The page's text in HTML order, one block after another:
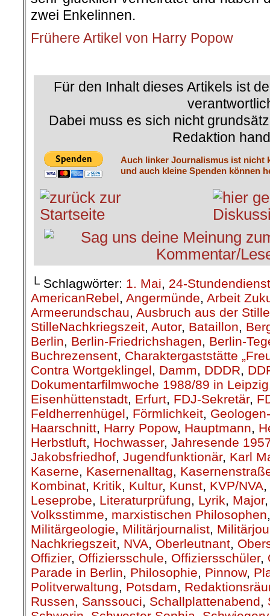
zwei Enkelinnen.
Frühere Artikel von Harry Popow
Für den Inhalt dieses Artikels ist
Dabei muss es sich nicht
Redaktion
Auch linker Journalismus ist nicht
und auch kleine Spenden können
└ Schlagwörter: 1. Mai, 24-Stundendienst
AmericanRebel, Angermünde, Arbeit
Armeerundschau, Ausbruch aus der Stille
StilleNachkriegszeit, Autor, Bataillon,
Berlin, Berlin-Friedrichshagen, Berlin-
Buchrezensent, Charaktergaststätte
Contra Wortgeklingel, Damm, DDDR,
Dokumentarfilmwoche 1988/89 in Leipzig
Eisenhüttenstadt, Erfurt, FDJ-Sekretär,
Feldherrenhügel, Förmlichkeit,
Haarschnitt, Harry Popow, Hauptmann,
Herbstluft, Hochwasser, Jahresende
Jakobsfriedhof, Jugendfunktionär, Karl
Kaserne, Kasernenalltag,
Kombinat, Kritik, Kultur, Kunst, KVP/NVA,
Leseprobe, Literaturprüfung, Lyrik, Major
Volksstimme, marxistischen Philosophen
Militärgeologie, Militärjournalist,
Nachkriegszeit, NVA, Oberleutnant,
Offizier, Offiziersschule, Offiziersschüler,
Parade in Berlin, Philosophie, Pinnow,
Politverwaltung, Potsdam,
Russen, Sanssouci, Schallplattenabend,